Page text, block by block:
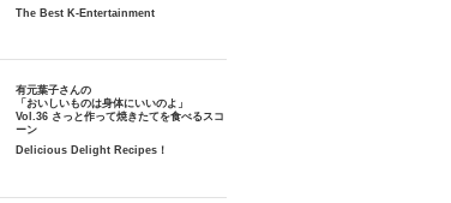
The Best K-Entertainment
有元葉子さんの
「おいしいものは身体にいいのよ」
Vol.36 さっと作って焼きたてを食べるスコ
ーン
Delicious Delight Recipes！